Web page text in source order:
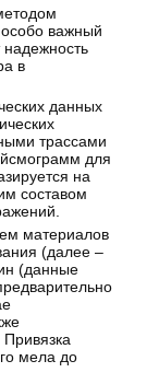
важный
надежность
в
данных
трассами
для
на
составом
материалов
(далее –
(данные
мела до